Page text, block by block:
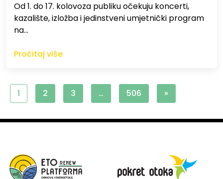
Od 1. do 17. kolovoza publiku očekuju koncerti,
kazalište, izložba i jedinstveni umjetnički program
na…
Pročitaj više
1 2 3 … 506 »